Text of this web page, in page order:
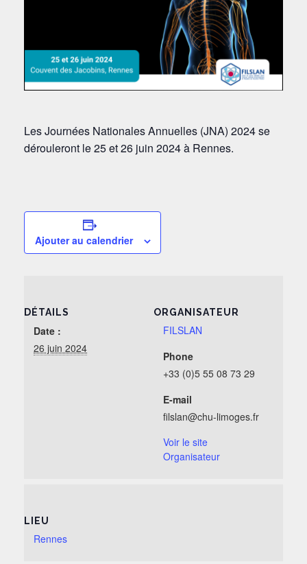
Les Journées Nationales Annuelles (JNA) 2024 se
dérouleront le 25 et 26 juin 2024 à Rennes.
Ajouter au calendrier
DÉTAILS
Date :
26 juin 2024
ORGANISATEUR
FILSLAN
Phone
+33 (0)5 55 08 73 29
E-mail
filslan@chu-limoges.fr
Voir le site
Organisateur
LIEU
Rennes